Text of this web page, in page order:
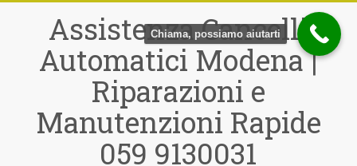
contenutoAssistenza Cancelli
Automatici Modena |
Riparazioni e
Manutenzioni Rapide
059 9130031
Chiama, possiamo aiutarti